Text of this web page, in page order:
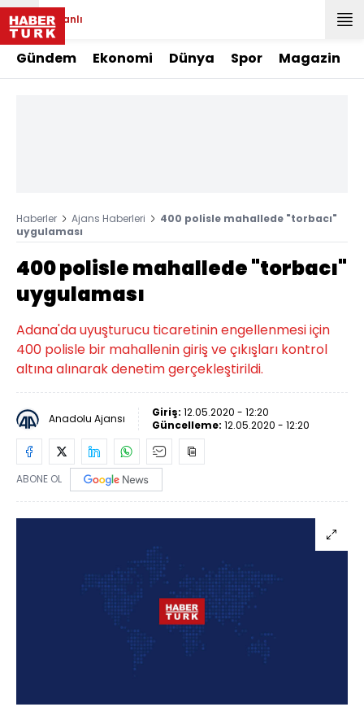
Canlı
Gündem Ekonomi Dünya Spor Magazin
Haberler Ajans Haberleri
400 polisle mahallede "torbacı"
uygulaması
400 polisle mahallede "torbacı"
uygulaması
Adana'da uyuşturucu ticaretinin engellenmesi için
400 polisle bir mahallenin giriş ve çıkışları kontrol
altına alınarak denetim gerçekleştirildi.
Anadolu Ajansı Giriş: 12.05.2020 - 12:20
Güncelleme: 12.05.2020 - 12:20
ABONE OL